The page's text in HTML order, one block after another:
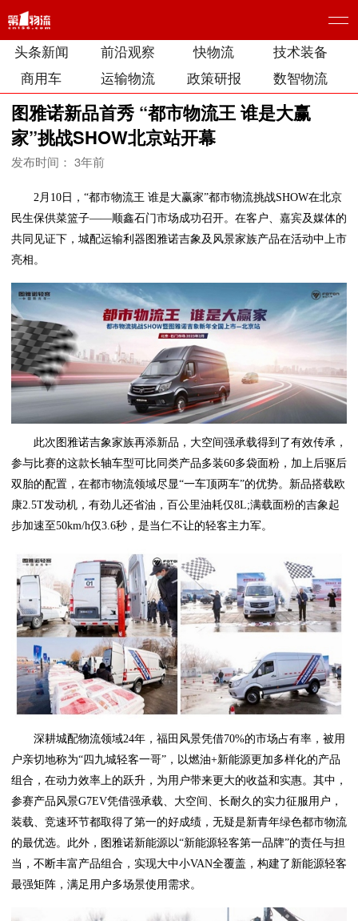
头条新闻 前沿观察 快物流
技术装备
商用车
运输物流 政策研报 数智物流
图雅诺新品首秀 “都市物流王 谁是大赢
家”挑战SHOW北京站开幕
发布时间： 3年前
2月10日，“都市物流王 谁是大赢家”都市物流挑战SHOW在北京
民生保供菜篮子——顺鑫石门市场成功召开。在客户、嘉宾及媒体的
共同见证下，城配运输利器图雅诺吉象及风景家族产品在活动中上市
亮相。
此次图雅诺吉象家族再添新品，大空间强承载得到了有效传承，
参与比赛的这款长轴车型可比同类产品多装60多袋面粉，加上后驱后
双胎的配置，在都市物流领域尽显“一车顶两车”的优势。新品搭载欧
康2.5T发动机，有劲儿还省油，百公里油耗仅8L;满载面粉的吉象起
步加速至50km/h仅3.6秒，是当仁不让的轻客主力军。
深耕城配物流领域24年，福田风景凭借70%的市场占有率，被用
户亲切地称为“四九城轻客一哥”，以燃油+新能源更加多样化的产品
组合，在动力效率上的跃升，为用户带来更大的收益和实惠。其中，
参赛产品风景G7EV凭借强承载、大空间、长耐久的实力征服用户，
装载、竞速环节都取得了第一的好成绩，无疑是新青年绿色都市物流
的最优选。此外，图雅诺新能源以“新能源轻客第一品牌”的责任与担
当，不断丰富产品组合，实现大中小VAN全覆盖，构建了新能源轻客
最强矩阵，满足用户多场景使用需求。